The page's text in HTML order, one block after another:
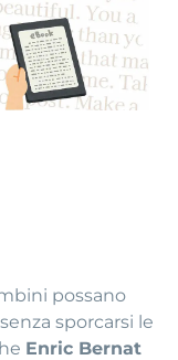
possano
sporcarsi le
Enric Bernat